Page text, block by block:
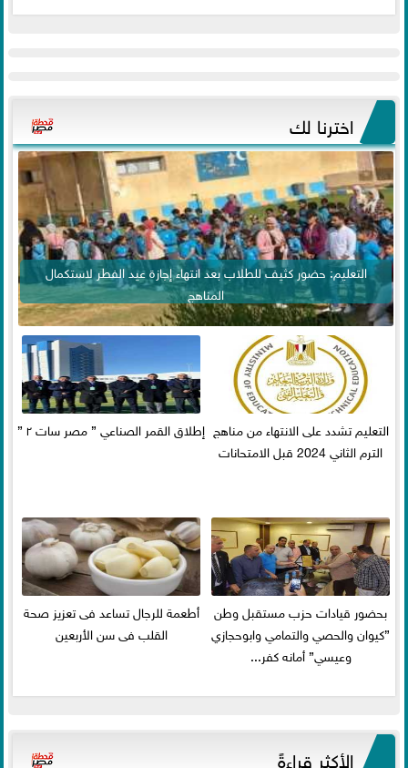
اخترنا لك
التعليم: حضور كثيف للطلاب بعد انتهاء إجازة عيد الفطر لاستكمال
المناهج
التعليم تشدد على الانتهاء من مناهج
الترم الثاني 2024 قبل الامتحانات
إطلاق القمر الصناعي ” مصر سات ٢ ”
بحضور قيادات حزب مستقبل وطن
”كيوان والحصي والتمامي وابوحجازي
وعيسي” أمانه كفر...
أطعمة للرجال تساعد فى تعزيز صحة
القلب فى سن الأربعين
الأكثر قراءةً